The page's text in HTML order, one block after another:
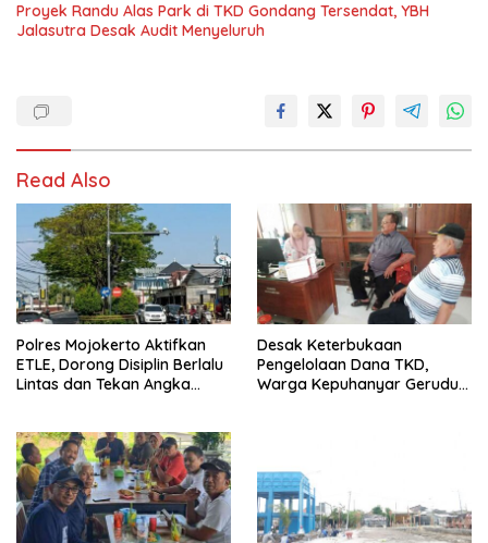
Proyek Randu Alas Park di TKD Gondang Tersendat, YBH
Jalasutra Desak Audit Menyeluruh
Read Also
Polres Mojokerto Aktifkan
ETLE, Dorong Disiplin Berlalu
Lintas dan Tekan Angka
Desak Keterbukaan
Pengelolaan Dana TKD,
Warga Kepuhanyar Geruduk